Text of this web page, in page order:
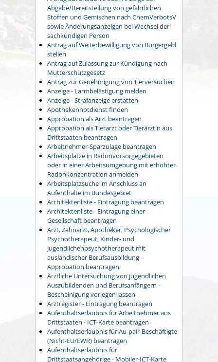
Abgabe/Bereitstellung von gefährlichen
Stoffen und Gemischen nach ChemVerbotsV
sowie Änderungsanzeigen bei Wechsel der
sachkundigen Person
Antrag auf Weiterbewilligung von Bürgergeld
stellen
Antrag auf Zulassung zur Kündigung nach
Mutterschutzgesetz
Antrag zur Genehmigung von Tierversuchen
Anzeige - Lärmbelästigung melden
Anzeige - Strafanzeige erstatten
Apothekennotdienst finden
Approbation als Arzt beantragen
Approbation als Tierarzt oder Tierärztin aus
Drittstaaten beantragen
Arbeitnehmer-Sparzulage beantragen
Arbeitsplätze in Radonvorsorgegebieten
oder in einer Arbeitsumgebung mit erhöhter
Radonkonzentration anmelden
Arbeitsplatzsuche im Anschluss an
Aufenthalte im Bundesgebiet
Architektenliste - Eintragung beantragen
Architektenliste - Eintragung einer
Gesellschaft beantragen
Arzt, Zahnarzt, Apotheker, Psychologischer
Psychotherapeut, Kinder- und
Jugendlichenpsychotherapeut mit
ausländischer Berufsausbildung –
Approbation beantragen
Ärztliche Untersuchung von jugendlichen
Auszubildenden und Berufsanfängern -
Bescheinigung vorlegen lassen
Arztregister - Eintragung beantragen
Aufenthaltserlaubnis für Arbeitnehmer aus
Drittstaaten - ICT-Karte beantragen
Aufenthaltserlaubnis für Au-pair-Beschäftigte
(Nicht-EU/EWR) beantragen
Aufenthaltserlaubnis für
Drittstaatsangehörige - Mobiler-ICT-Karte